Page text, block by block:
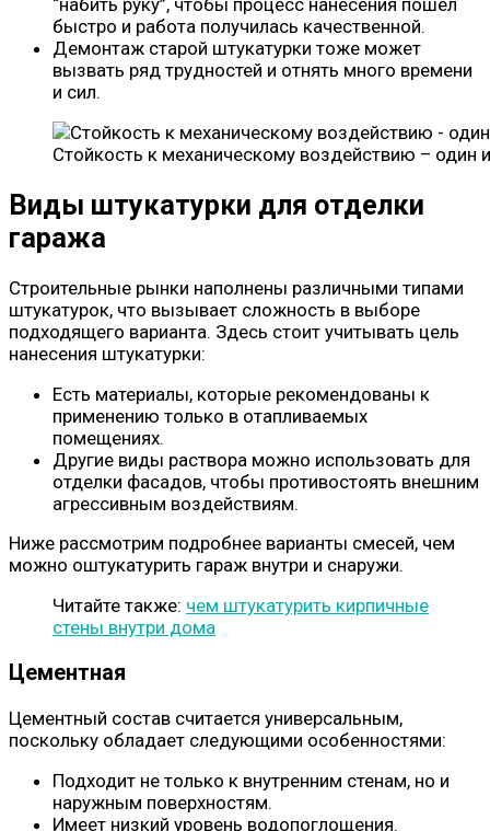
быстро и работа получилась качественной.
Демонтаж старой штукатурки тоже может
вызвать ряд трудностей и отнять много времени
и сил.
Стойкость к механическому воздействию – один
Виды штукатурки для отделки
гаража
Строительные рынки наполнены различными типами
штукатурок, что вызывает сложность в выборе
подходящего варианта. Здесь стоит учитывать цель
нанесения штукатурки:
Есть материалы, которые рекомендованы к
применению только в отапливаемых
помещениях.
Другие виды раствора можно использовать для
отделки фасадов, чтобы противостоять внешним
агрессивным воздействиям.
Ниже рассмотрим подробнее варианты смесей, чем
можно оштукатурить гараж внутри и снаружи.
Читайте также: чем штукатурить кирпичные
стены внутри дома
Цементная
Цементный состав считается универсальным,
поскольку обладает следующими особенностями:
Подходит не только к внутренним стенам, но и
наружным поверхностям.
Имеет низкий уровень водопоглощения.